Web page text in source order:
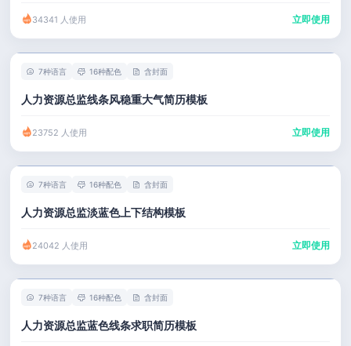
34341 人使用 立即使用
7种语言 16种配色 含封面
人力资源总监线条风稳重大气简历模板
23752 人使用 立即使用
7种语言 16种配色 含封面
人力资源总监淡蓝色上下结构模板
24042 人使用 立即使用
7种语言 16种配色 含封面
人力资源总监蓝色线条求职简历模板